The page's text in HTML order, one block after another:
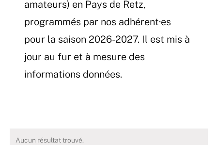
amateurs) en Pays de Retz,
programmés par nos adhérent·es
pour la saison 2026-2027. Il est mis à
jour au fur et à mesure des
informations données.
Aucun résultat trouvé.